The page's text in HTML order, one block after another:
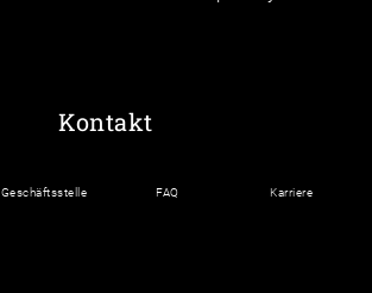
Kontakt
Geschäftsstelle FAQ Karriere